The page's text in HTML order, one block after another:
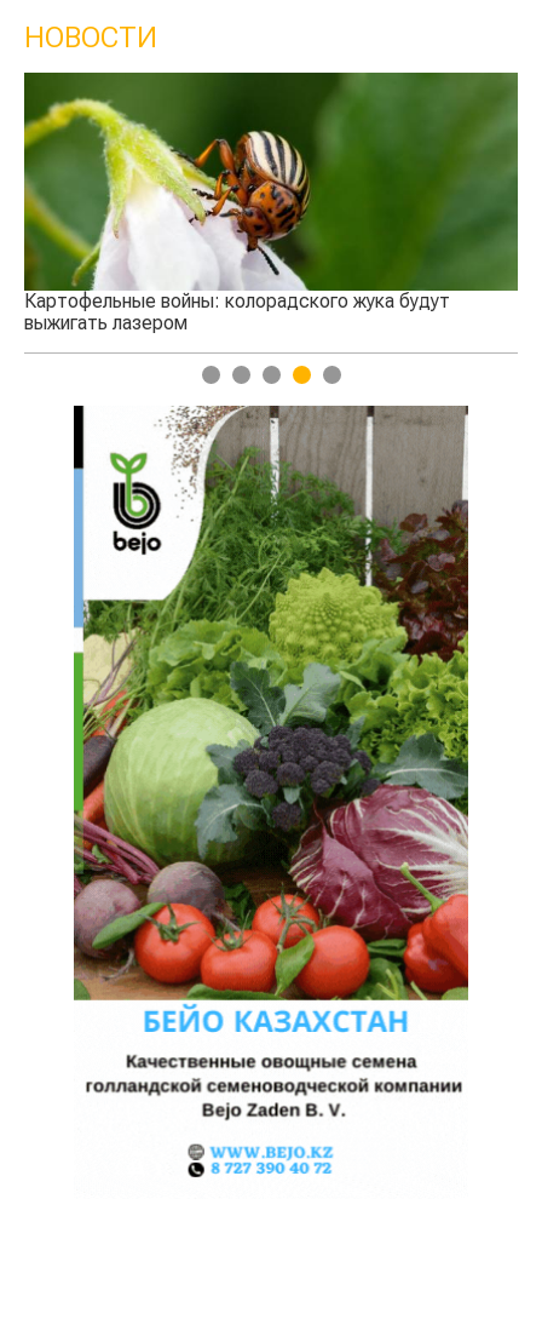
НОВОСТИ
жука будут
Кыргызстан обошел Казахстан по
сельского хозяйства
1 2 3 4 5